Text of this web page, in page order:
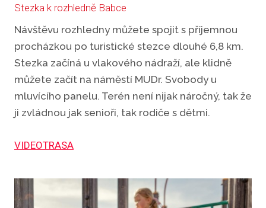
Stezka k rozhledně Babce
Návštěvu rozhledny můžete spojit s příjemnou
procházkou po turistické stezce dlouhé 6,8 km.
Stezka začíná u vlakového nádraží, ale klidně
můžete začít na náměstí MUDr. Svobody u
mluvícího panelu. Terén není nijak náročný, tak že
ji zvládnou jak senioři, tak rodiče s dětmi.
VIDEOTRASA